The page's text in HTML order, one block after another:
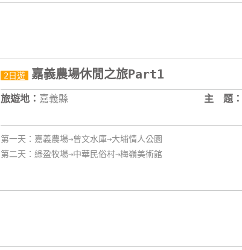
2日遊 嘉義農場休閒之旅Part1
旅遊地： 嘉義縣 主 題：
第一天：嘉義農場→曾文水庫→大埔情人公園
第二天：綠盈牧場→中華民俗村→梅嶺美術館